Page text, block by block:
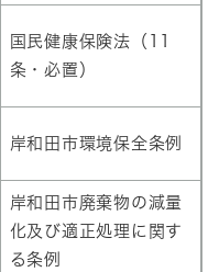
国民健康保険法（11
条・必置）
岸和田市環境保全条例
岸和田市廃棄物の減量
化及び適正処理に関す
る条例